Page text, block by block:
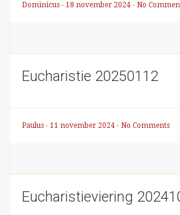
Dominicus - 18 november 2024 - No
Eucharistie 20250112
Paulus - 11 november 2024 - No Comments
Eucharistieviering